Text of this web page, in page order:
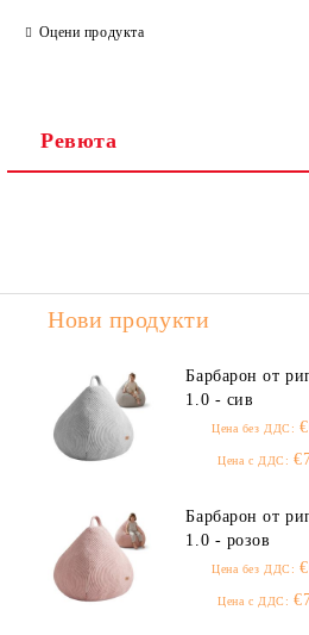
Оцени продукта
Ревюта
Нови продукти
Барбарон от
1.0 - сив
Цена без ДДС:
Цена с ДДС:
Барбарон от
1.0 - розов
Цена без ДДС:
Цена с ДДС: